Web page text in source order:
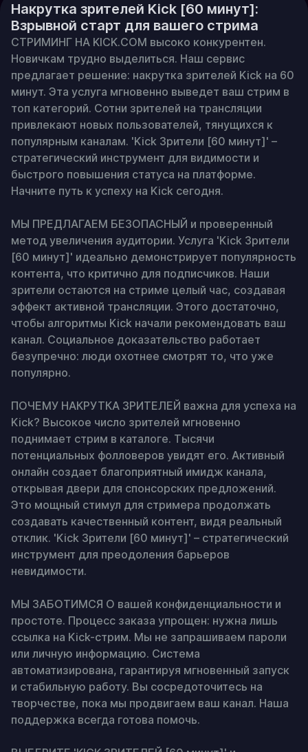
Накрутка зрителей Kick [60 минут]:
Взрывной старт для вашего стрима
СТРИМИНГ НА KICK.COM высоко конкурентен.
Новичкам трудно выделиться. Наш сервис
предлагает решение: накрутка зрителей Kick на 60
минут. Эта услуга мгновенно выведет ваш стрим в
топ категорий. Сотни зрителей на трансляции
привлекают новых пользователей, тянущихся к
популярным каналам. 'Kick Зрители [60 минут]' –
стратегический инструмент для видимости и
быстрого повышения статуса на платформе.
Начните путь к успеху на Kick сегодня.
МЫ ПРЕДЛАГАЕМ БЕЗОПАСНЫЙ и проверенный
метод увеличения аудитории. Услуга 'Kick Зрители
[60 минут]' идеально демонстрирует популярность
контента, что критично для подписчиков. Наши
зрители остаются на стриме целый час, создавая
эффект активной трансляции. Этого достаточно,
чтобы алгоритмы Kick начали рекомендовать ваш
канал. Социальное доказательство работает
безупречно: люди охотнее смотрят то, что уже
популярно.
ПОЧЕМУ НАКРУТКА ЗРИТЕЛЕЙ важна для успеха на
Kick? Высокое число зрителей мгновенно
поднимает стрим в каталоге. Тысячи
потенциальных фолловеров увидят его. Активный
онлайн создает благоприятный имидж канала,
открывая двери для спонсорских предложений.
Это мощный стимул для стримера продолжать
создавать качественный контент, видя реальный
отклик. 'Kick Зрители [60 минут]' – стратегический
инструмент для преодоления барьеров
невидимости.
МЫ ЗАБОТИМСЯ О вашей конфиденциальности и
простоте. Процесс заказа упрощен: нужна лишь
ссылка на Kick-стрим. Мы не запрашиваем пароли
или личную информацию. Система
автоматизирована, гарантируя мгновенный запуск
и стабильную работу. Вы сосредоточитесь на
творчестве, пока мы продвигаем ваш канал. Наша
поддержка всегда готова помочь.